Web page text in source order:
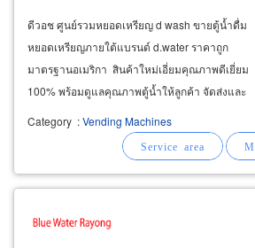
ดีวอช ศูนย์รวมหยอดเหรียญ d wash ขายตู้น้ำดื่ม
หยอดเหรียญภายใต้แบรนด์ d.water ราคาถูก
มาตรฐานอเมริกา สินค้าใหม่เอี่ยมคุณภาพดีเยี่ยม
100% พร้อมดูแลคุณภาพตู้น้ำให้ลูกค้า จัดส่งและ
ตะวันออก รับประกันอะไหล่ 1 ปี รับประกันแผงวงจร
1ปี ฟรีค่าแรง สินค้าได้มาตรฐานน้ำดื่ม
Category :Vending Machines